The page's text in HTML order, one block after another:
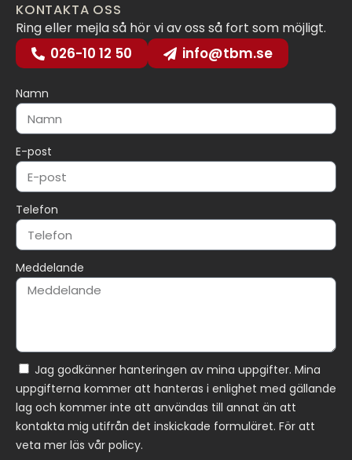
Namn
E-post
Telefon
Meddelande
Jag godkänner hanteringen av mina uppgifter. Mina
uppgifterna kommer att hanteras i enlighet med gällande
lag och kommer inte att användas till annat än att
kontakta mig utifrån det inskickade formuläret. För att
veta mer läs vår policy.
KONTAKTA OSS
Ring eller mejla så hör vi av oss så fort som möjligt.
026-10 12 50 info@tbm.se